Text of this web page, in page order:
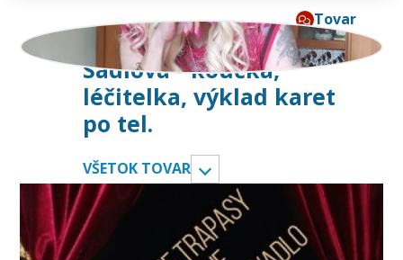
Tovar
Ivana Regina Kupcová
Sádlová - koučka,
léčitelka, výklad karet
po tel.
VŠETOK TOVAR